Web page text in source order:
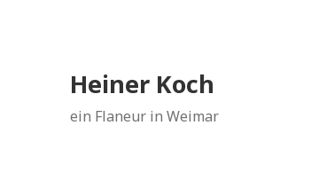
Heiner Koch
ein Flaneur in Weimar